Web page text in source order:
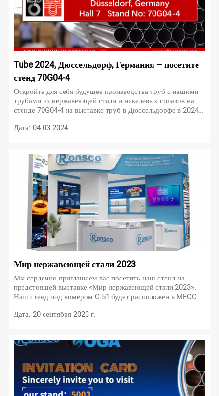
Tube 2024, Дюссельдорф, Германия – посетите
стенд 70G04-4
Откройте для себя будущее производства труб с нашими
трубами из нержавеющей стали и никелевых сплавов на
стенде 70G04-4 на выставке труб в Дюссельдорфе в 2024
производительность, долговечность и универсальность для
Дата: 04.03.2024
Мир нержавеющей стали 2023
Мы сердечно приглашаем вас посетить наш стенд на
предстоящей выставке «Мир нержавеющей стали 2023».
Наш стенд под номером G-51 будет расположен в MECC
сентября 2023 года.
Дата: 20 сентября 2023 г.